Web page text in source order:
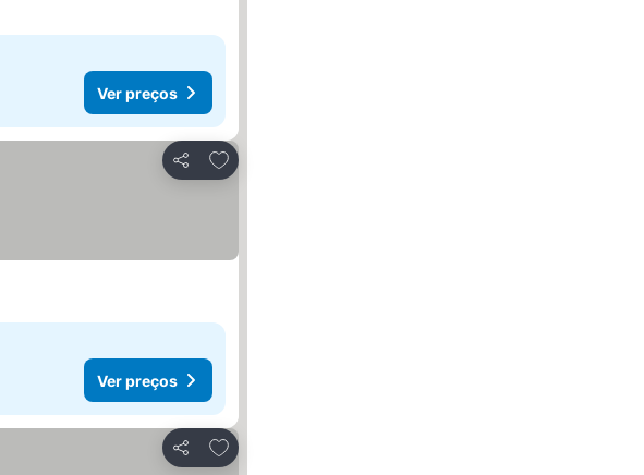
Ver preços
Partilhar
Adicionar aos favoritos
Ver preços
Partilhar
Adicionar aos favoritos